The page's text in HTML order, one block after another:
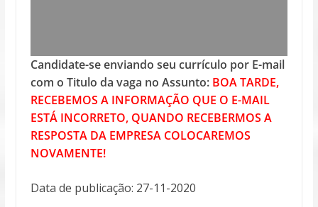
Candidate-se enviando seu currículo por E-mail
com o Titulo da vaga no Assunto: BOA TARDE,
RECEBEMOS A INFORMAÇÃO QUE O E-MAIL
ESTÁ INCORRETO, QUANDO RECEBERMOS A
RESPOSTA DA EMPRESA COLOCAREMOS
NOVAMENTE!
Data de publicação: 27-11-2020